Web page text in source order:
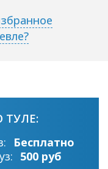
ТУЛЕ:
Бесплатно
500 руб